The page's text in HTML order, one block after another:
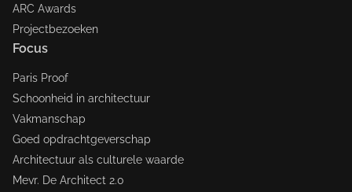
ARC Awards
Projectbezoeken
Focus
Paris Proof
Schoonheid in architectuur
Vakmanschap
Goed opdrachtgeverschap
Architectuur als culturele waarde
Mevr. De Architect 2.0